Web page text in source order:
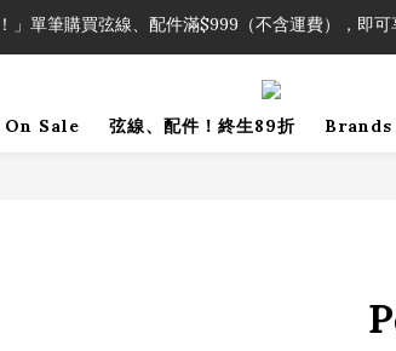
」單筆購買弦線、配件滿$999（不含運費），即
加入會員即領2000元購物金。 加入購物車查
！」單筆購買弦線、配件滿$999（不含運費），即
On Sale 弦線、配件！終生89折 Brands